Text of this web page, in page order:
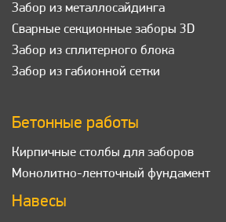
Забор из металлосайдинга
Сварные секционные заборы 3D
Забор из сплитерного блока
Забор из габионной сетки
Бетонные работы
Кирпичные столбы для заборов
Монолитно-ленточный фундамент
Навесы